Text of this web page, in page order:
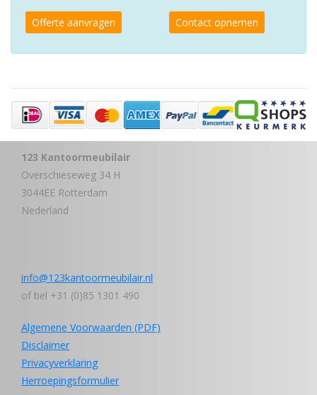
Offerte aanvragen Contact opnemen
123 Kantoormeubilair
Overschieseweg 34 H
3044EE Rotterdam
Nederland
info@123kantoormeubilair.nl
of bel +31 (0)85 1301 490
Algemene Voorwaarden (PDF)
Disclaimer
Privacyverklaring
Herroepingsformulier